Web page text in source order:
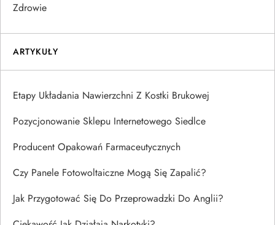
Zdrowie
ARTYKUŁY
Etapy Układania Nawierzchni Z Kostki Brukowej
Pozycjonowanie Sklepu Internetowego Siedlce
Producent Opakowań Farmaceutycznych
Czy Panele Fotowoltaiczne Mogą Się Zapalić?
Jak Przygotować Się Do Przeprowadzki Do Anglii?